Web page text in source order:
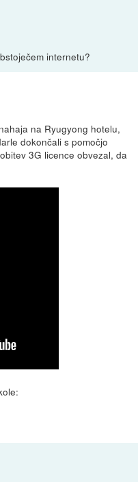
internetu?
na Ryugyong hotelu,
dokončali s pomočjo
3G licence obvezal, da